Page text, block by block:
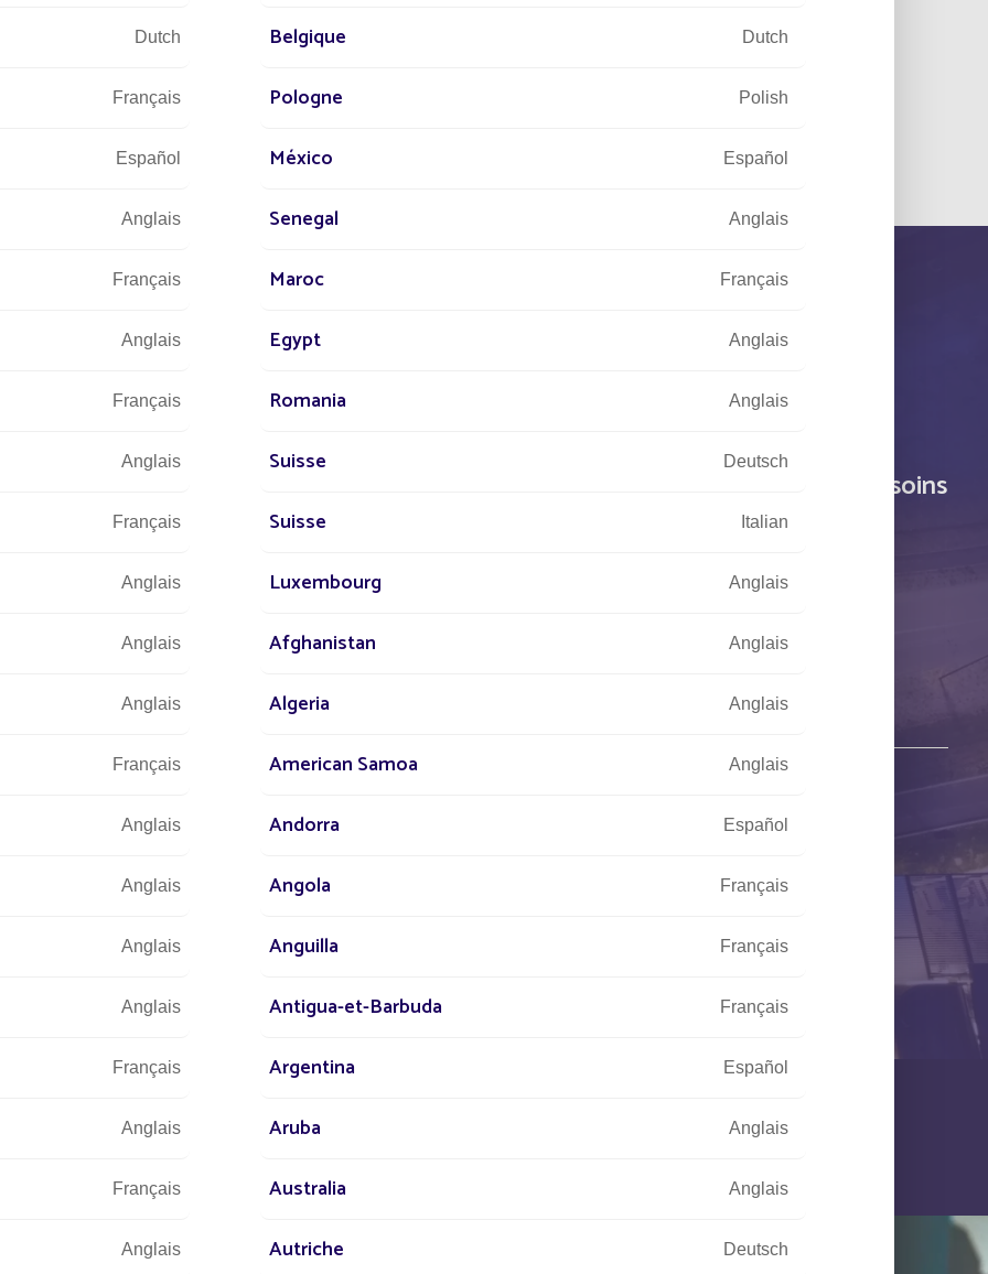
le
Nous sommes à votre écoute pour répondre à vos besoins
(0)5 53 77 97 41
Décrivez-nous votre projet,
Dutch Belgique Dutch
Français Pologne Polish
Español México Español
Anglais Senegal Anglais
Français Maroc Français
Anglais Egypt Anglais
Français Romania Anglais
Anglais Suisse Deutsch
Français Suisse Italian
Anglais Luxembourg Anglais
Anglais Afghanistan Anglais
Anglais Algeria Anglais
Français American Samoa Anglais
Anglais Andorra Español
Anglais Angola Français
Anglais Anguilla Français
Anglais Antigua-et-Barbuda Français
Français Argentina Español
Anglais Aruba Anglais
Français Australia Anglais
Anglais Autriche Deutsch